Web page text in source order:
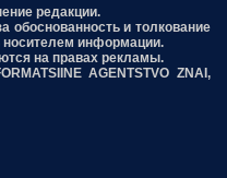
редакции.
обоснованность и толкование
носителем информации.
на правах рекламы.
AGENTSTVO ZNAI,